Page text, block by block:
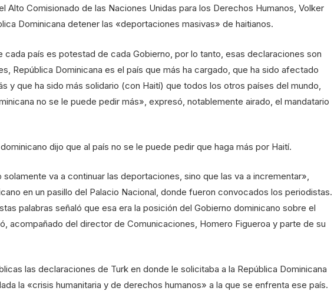
Alto Comisionado de las Naciones Unidas para los Derechos Humanos, Volker
Dominicana detener las «deportaciones masivas» de haitianos.
cada país es potestad de cada Gobierno, por lo tanto, esas declaraciones son
República Dominicana es el país que más ha cargado, que ha sido afectado
y que ha sido más solidario (con Haití) que todos los otros países del mundo,
no se le puede pedir más», expresó, notablemente airado, el mandatario
dijo que al país no se le puede pedir que haga más por Haití.
solamente va a continuar las deportaciones, sino que las va a incrementar»,
en un pasillo del Palacio Nacional, donde fueron convocados los periodistas.
palabras señaló que esa era la posición del Gobierno dominicano sobre el
acompañado del director de Comunicaciones, Homero Figueroa y parte de su
las declaraciones de Turk en donde le solicitaba a la República Dominicana
la «crisis humanitaria y de derechos humanos» a la que se enfrenta ese país.